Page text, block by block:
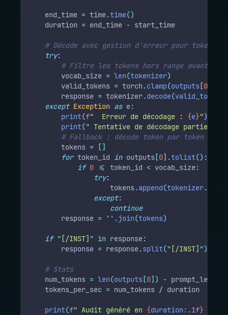
    end_time
= time.time()
    duration
= end_time - start_time
# Décode avec gestion d'erreur pour tokens
try:
# Filtre les tokens hors range avant
        vocab_size
= len(tokenizer)
        valid_tokens
= torch .clamp(outputs [0
        response
= tokenizer.decode(valid_tokens
except Exception as e:
print(f"  Erreur de décodage : {e}")
print(" Tentative de décodage partiel...
# Fallback : décode token par token en
        tokens
=
[]
for token_id in outputs [0].tolist():
if 0 <= token_id < vocab_size:
try:
                    tokens
.append(tokenizer.
except:
continue
        response
= '' .join(tokens)
if " [/INST] " in response:
        response
= response.split(" [/INST] ")[
# Stats
    num_tokens
= len(outputs [0]) - prompt_length
    tokens_per_sec
= num_tokens / duration
print(f" Audit généré en {duration:.1f}